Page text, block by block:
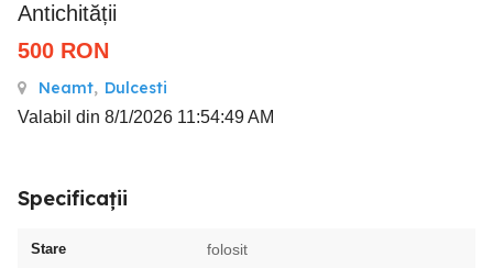
antichității
500 RON
Neamt, Dulcesti
Valabil din 8/1/2026 11:54:49 AM
Specificații
Stare folosit